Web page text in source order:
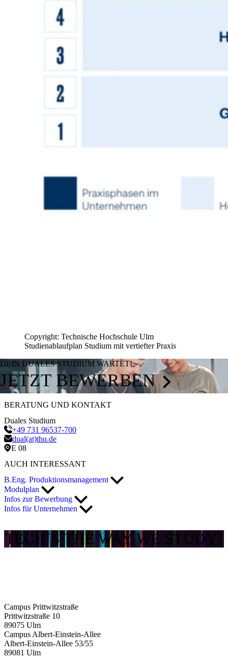
Copyright: Technische Hochschule Ulm
Studienablaufplan Studium mit vertiefter Praxis
DEIN DUALES STUDIUM WARTET!
JETZT BEWERBEN
BERATUNG UND KONTAKT
Duales Studium
+49 731 96537-700
dual(at)thu.de
E 08
AUCH INTERESSANT
B.Eng. Produktionsmanagement
Modulplan
Infos zur Bewerbung
Infos für Unternehmen
TECH´S THE WAY WE STUDY!
Campus Prittwitzstraße
Prittwitzstraße 10
89075 Ulm
Campus Albert-Einstein-Allee
Albert-Einstein-Allee 53/​55
89081 Ulm